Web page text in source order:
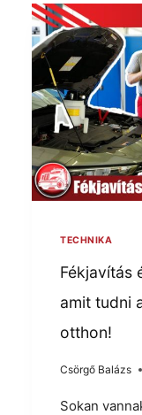
TECHNIKA
Fékjavítás
amit tudni
otthon!
Csörgő Balázs
Sokan